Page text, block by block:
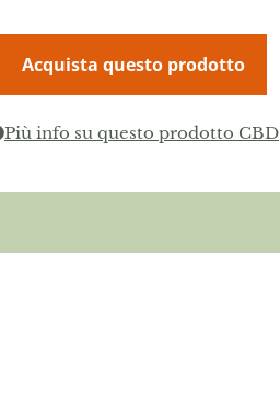
Acquista questo prodotto
Più info su questo prodotto CBD